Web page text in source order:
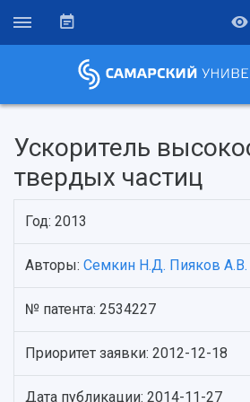
НАЗАД
Об университете
Ключевые факты
Новости
Бортжурнал
Образование
Абитуриенту
Научно-исследовательская
Научные школы и ведущие
Ускоритель
твердых частиц
Год: 2013
Авторы: Семкин Н.Д. Пияков А.В.
№ патента: 2534227
Приоритет заявки: 2012-12-18
Дата публикации: 2014-11-27